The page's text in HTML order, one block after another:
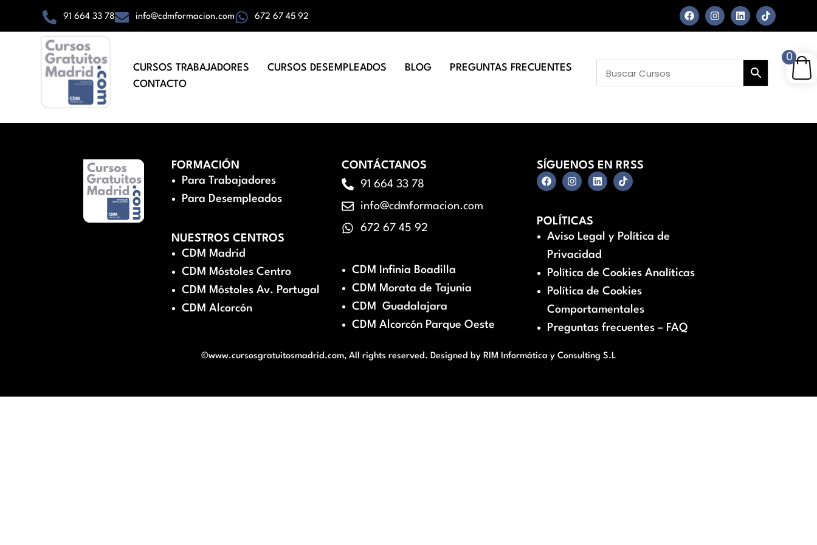
91 664 33 78 info@cdmformacion.com 672 67 45 92
CURSOS TRABAJADORES CURSOS DESEMPLEADOS BLOG
PREGUNTAS FRECUENTES
CONTACTO
FORMACIÓN
Para Trabajadores
Para Desempleados
NUESTROS CENTROS
CDM Madrid
CDM Móstoles Centro
CDM Móstoles Av. Portugal
CDM Alcorcón
CONTÁCTANOS
91 664 33 78
info@cdmformacion.com
672 67 45 92
CDM Infinia Boadilla
CDM Morata de Tajunia
CDM Guadalajara
CDM Alcorcón Parque Oeste
SÍGUENOS EN RRSS
POLÍTICAS
Aviso Legal y Política de
Privacidad
Política de Cookies Analíticas
Política de Cookies
Comportamentales
Preguntas frecuentes – FAQ
©www.cursosgratuitosmadrid.com, All rights reserved. Designed by RIM Informática y Consulting S.L
0